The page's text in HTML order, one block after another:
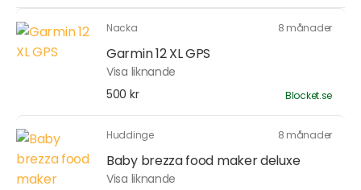
Nacka 8 månader
Garmin 12 XL GPS
Visa liknande
500 kr
Blocket.se
Huddinge 8 månader
Baby brezza food maker deluxe
Visa liknande